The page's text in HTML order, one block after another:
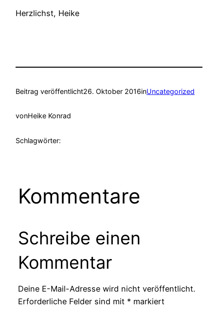
Herzlichst, Heike
Beitrag veröffentlicht26. Oktober 2016inUncategorized
vonHeike Konrad
Schlagwörter:
Kommentare
Schreibe einen
Kommentar
Deine E-Mail-Adresse wird nicht veröffentlicht.
Erforderliche Felder sind mit * markiert